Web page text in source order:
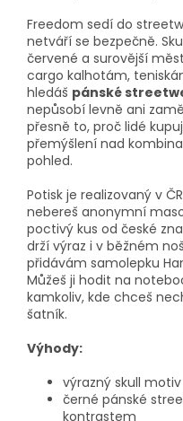
Freedom sedí do
netváří se bezpečně.
červené a surovější
cargo kalhotám,
hledáš pánské
nepůsobí levně ani
přesně to, proč lidé
přemýšlení nad
pohled.
Potisk je realizovaný v
nebereš anonymní
poctivý kus od české
drží výraz i v běžném
přidávám samolepku
Můžeš ji hodit na
kamkoliv, kde chceš
šatník.
Výhody:
výrazný skull
černé pánské
kontrastem